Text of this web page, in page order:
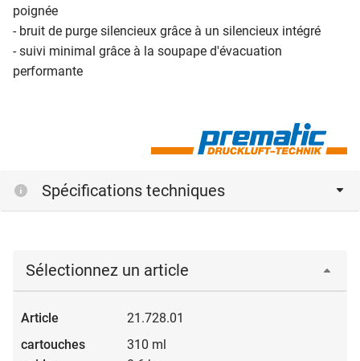
poignée
- bruit de purge silencieux grâce à un silencieux intégré
- suivi minimal grâce à la soupape d'évacuation
performante
Spécifications techniques
Sélectionnez un article
21.728.01
310 ml